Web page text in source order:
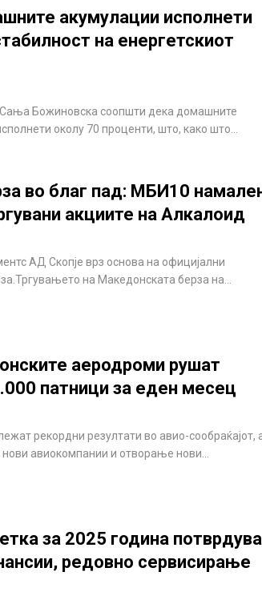
акумулации исполнети
на енергетскиот
Сања Божиновска соопшти дека домашните
околу 70 проценти, што, како што…
во благ пад: МБИ10
акциите на Алкалоид
АД Скопје врз основа на официјални
на Македонската берза на…
аеродроми рушат
патници за еден месец
рекордни резултати во авио-сообраќајот,
авиокомпании и отворање нови…
за 2025 година потврдува
редовно сервисирање